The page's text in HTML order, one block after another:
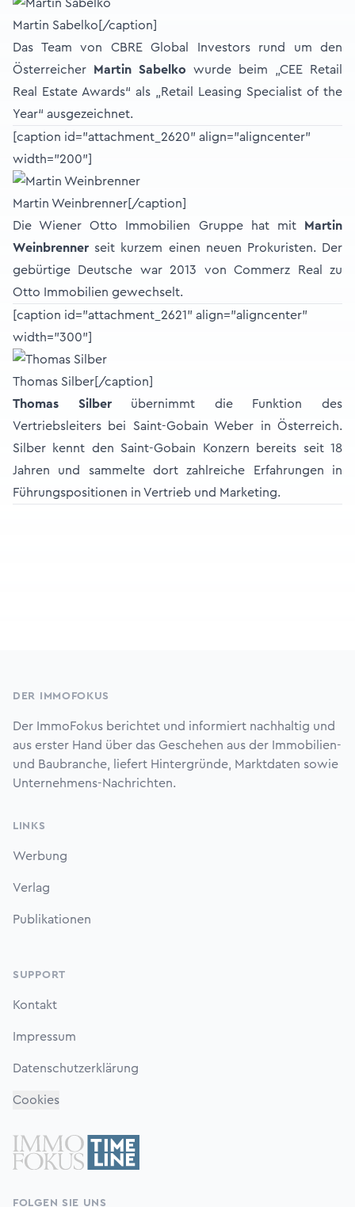
Martin Sabelko[/caption]
Das Team von CBRE Global Investors rund um den
Österreicher
Martin Sabelko wurde beim „CEE Retail
Real Estate Awards“ als „Retail Leasing Specialist of the
Year“ ausgezeichnet.
[caption id="attachment_2620" align="aligncenter"
width="200"]
Martin Weinbrenner[/caption]
Die Wiener Otto Immobilien Gruppe hat mit
Martin
Weinbrenner seit kurzem einen neuen Prokuristen. Der
gebürtige Deutsche war 2013 von Commerz Real zu
Otto Immobilien gewechselt.
[caption id="attachment_2621" align="aligncenter"
width="300"]
Thomas Silber[/caption]
Thomas Silberübernimmt die Funktion des
Vertriebsleiters bei Saint-Gobain Weber in Österreich.
Silber kennt den Saint-Gobain Konzern bereits seit 18
Jahren und sammelte dort zahlreiche Erfahrungen in
Führungspositionen in Vertrieb und Marketing.
DER IMMOFOKUS
Der ImmoFokus berichtet und informiert nachhaltig und
aus erster Hand über das Geschehen aus der Immobilien-
und Baubranche, liefert Hintergründe, Marktdaten sowie
Unternehmens-Nachrichten.
LINKS
Werbung
Verlag
Publikationen
SUPPORT
Kontakt
Impressum
Datenschutzerklärung
Cookies
FOLGEN SIE UNS